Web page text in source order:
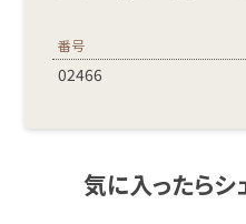
番号
02466
気に入ったらシ